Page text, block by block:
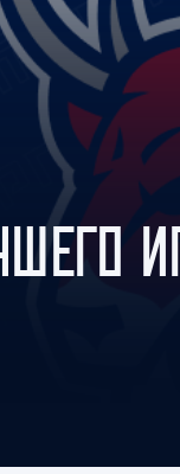
Амур
Барыс
Салават
Сибирь